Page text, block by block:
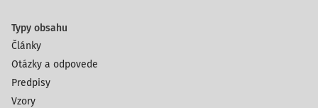
Typy obsahu
Články
Otázky a odpovede
Predpisy
Vzory